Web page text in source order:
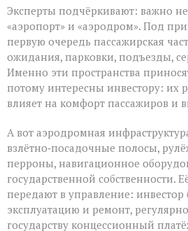
Эксперты подчёркивают: важно
«аэропорт» и «аэродром». Под
первую очередь пассажирская
ожидания, парковки, подъезды,
Именно эти пространства
потому интересны инвестору: их
влияет на комфорт пассажиров и
А вот аэродромная
взлётно‑посадочные полосы,
перроны, навигационное
государственной собственности.
передают в управление: инвестор
эксплуатацию и ремонт,
государству концессионный